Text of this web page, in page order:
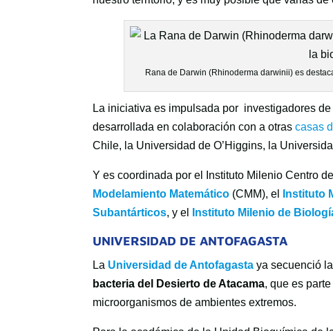
Rana de Darwin (Rhinoderma darwinii) es
La iniciativa es impulsada por investigadores
desarrollada en colaboración con a otrascasas
Chile, la Universidad de O’Higgins, la
Y es coordinada por el Instituto Milenio Centro
Modelamiento Matemático (CMM), el
Instituto
Subantárticos, y el Instituto Milenio de
UNIVERSIDAD DE ANTOFAGASTA
La Universidad de Antofagasta ya secuenció
bacteria del Desierto de Atacama, que es
microorganismos de ambientes extremos.